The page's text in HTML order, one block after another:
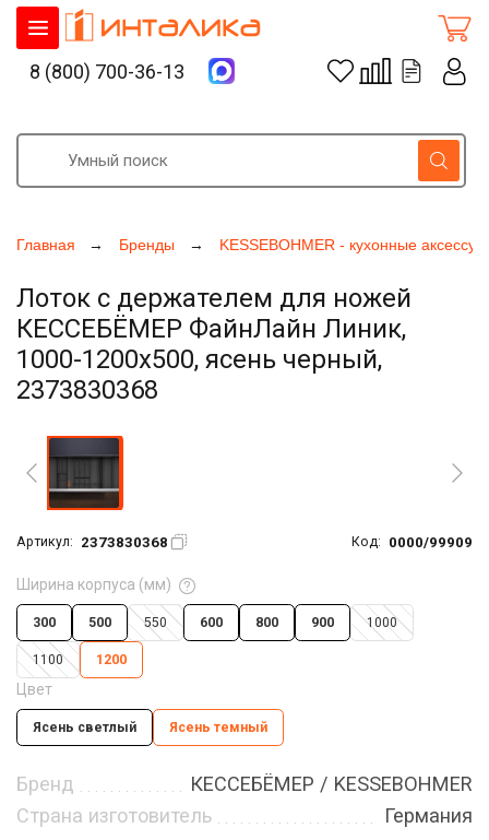
Главная Бренды KESSEBOHMER - кухонные
Лоток с держателем для ножей
КЕССЕБЁМЕР ФайнЛайн Линик,
1000-1200х500, ясень черный,
2373830368
Артикул: 2373830368 Код: 0000/99909
Ширина корпуса (мм)
300 500 550 600 800 900 1000
1100 1200
Цвет
Ясень светлый Ясень темный
Бренд
КЕССЕБЁМЕР / KESSEBOHMER
Страна изготовитель
Германия
8 (800) 700-36-13